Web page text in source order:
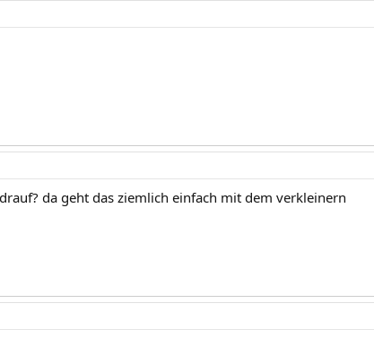
da geht das ziemlich einfach mit dem verkleinern